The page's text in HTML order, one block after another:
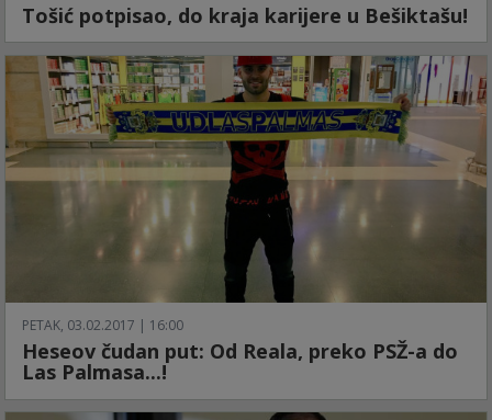
Tošić potpisao, do kraja karijere u Bešiktašu!
PETAK, 03.02.2017 | 16:00
Heseov čudan put: Od Reala, preko PSŽ-a do
Las Palmasa...!